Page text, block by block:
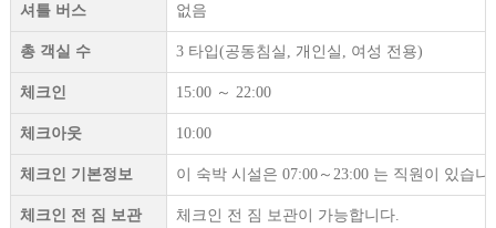
셔틀 버스 없음
총 객실 수 3 타입(공동침실, 개인실, 여성 전용)
체크인 15:00 ～ 22:00
체크아웃 10:00
체크인 기본정보 이 숙박 시설은 07:00～23:00 는 직원이 있습니
체크인 전 짐 보관 체크인 전 짐 보관이 가능합니다.